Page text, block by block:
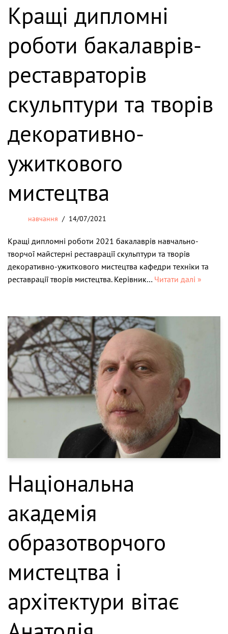
Кращі дипломні
роботи бакалаврів-
реставраторів
скульптури та творів
декоративно-
ужиткового
мистецтва
навчання 14/07/2021
Кращі дипломні роботи 2021 бакалаврів навчально-
творчої майстерні реставрації скульптури та творів
декоративно-ужиткового мистецтва кафедри техніки та
реставрації творів мистецтва. Керівник… Читати далі »
Національна
академія
образотворчого
мистецтва і
архітектури вітає